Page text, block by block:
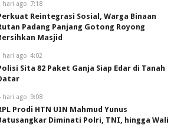
hari ago 7:18
Reintegrasi Sosial, Warga Binaan
Padang Panjang Gotong Royong
Masjid
hari ago 4:02
Sita 82 Paket Ganja Siap Edar di Tanah
hari ago 9:08
Prodi HTN UIN Mahmud Yunus
Diminati Polri, TNI, hingga Wali